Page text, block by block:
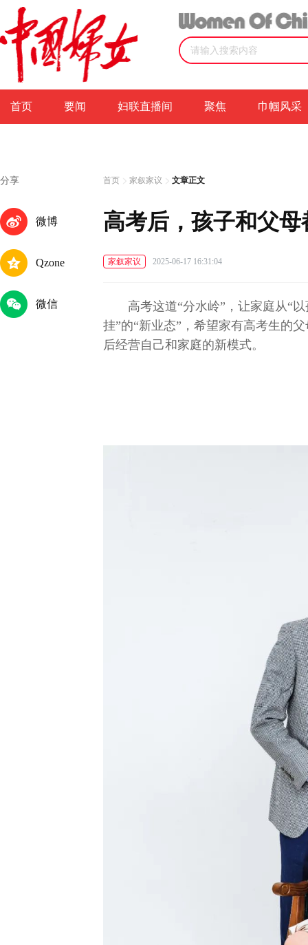
首页 要闻 妇联直播间 聚焦 巾帼风采
分享
微博
Qzone
微信
首页 家叙家议 文章正文
高考后，孩子和父母
家叙家议 2025-06-17 16:31:04
高考这道“分水岭”，让家庭从“
挂”的“新业态”，希望家有高考生的
后经营自己和家庭的新模式。